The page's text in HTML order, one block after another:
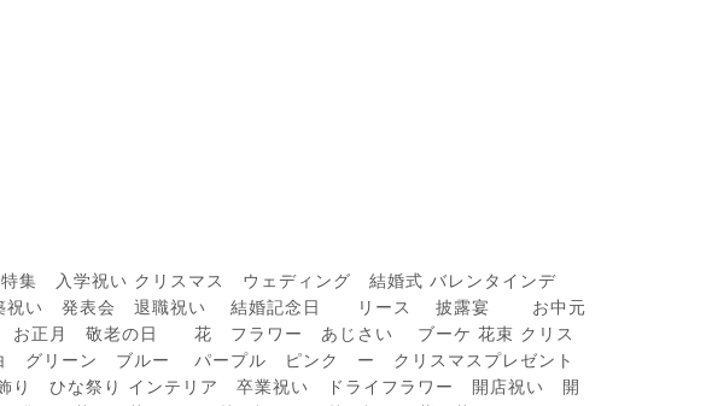
集 入学祝い クリスマス ウェディング 結婚式 バレンタインデ
祝い 発表会 退職祝い 結婚記念日 リース 披露宴 お中元
お正月 敬老の日 花 フラワー あじさい ブーケ 花束 クリス
グリーン ブルー パープル ピンク ー クリスマスプレゼント
飾り ひな祭り インテリア 卒業祝い ドライフラワー 開店祝い 開